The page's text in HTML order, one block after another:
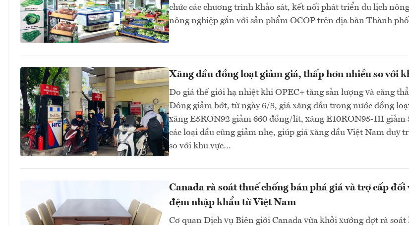
chức các chương trình khảo sát, kết nối phát triển du lịch
nông nghiệp gắn với sản phẩm OCOP trên địa bàn Thành
Xăng dầu đồng loạt giảm giá, thấp hơn nhiều so với
Do giá thế giới hạ nhiệt khi OPEC+ tăng sản lượng và căng
Đông giảm bớt, từ ngày 6/8, giá xăng dầu trong nước đồng
xăng E5RON92 giảm 660 đồng/lít, xăng E10RON95-III
các loại dầu cũng giảm nhẹ, giúp giá xăng dầu Việt Nam duy
so với khu vực…
Canada rà soát thuế chống bán phá giá và trợ cấp đối
đệm nhập khẩu từ Việt Nam
Cơ quan Dịch vụ Biên giới Canada vừa khởi xướng đợt rà